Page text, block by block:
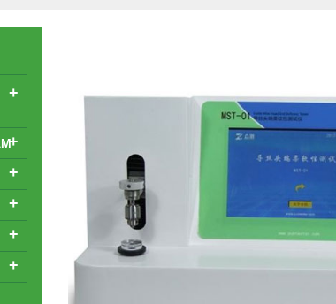
+
+
+
+
+
+